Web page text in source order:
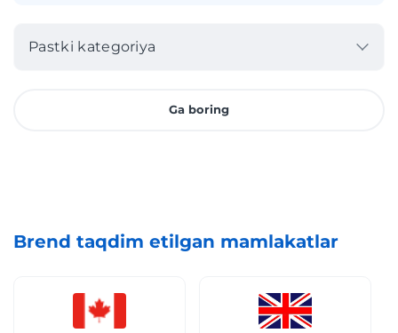
Pastki kategoriya
Ga boring
Brend taqdim etilgan mamlakatlar